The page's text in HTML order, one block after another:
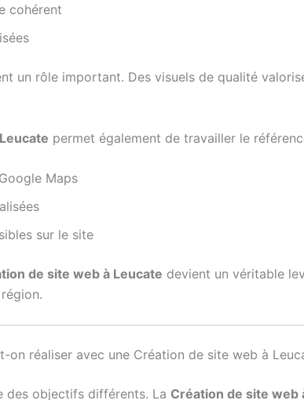
cohérent
un rôle important. Des visuels de qualité
permet également de travailler le
Maps
sur le site
de site web à Leucate devient un véritable
on réaliser avec une Création de site web à
des objectifs différents. La Création de site web